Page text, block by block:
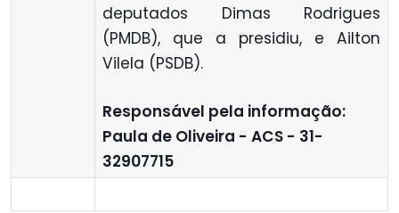
deputados Dimas Rodrigues
(PMDB), que a presidiu, e Ailton
Vilela (PSDB).
Responsável pela informação:
Paula de Oliveira - ACS - 31-
32907715